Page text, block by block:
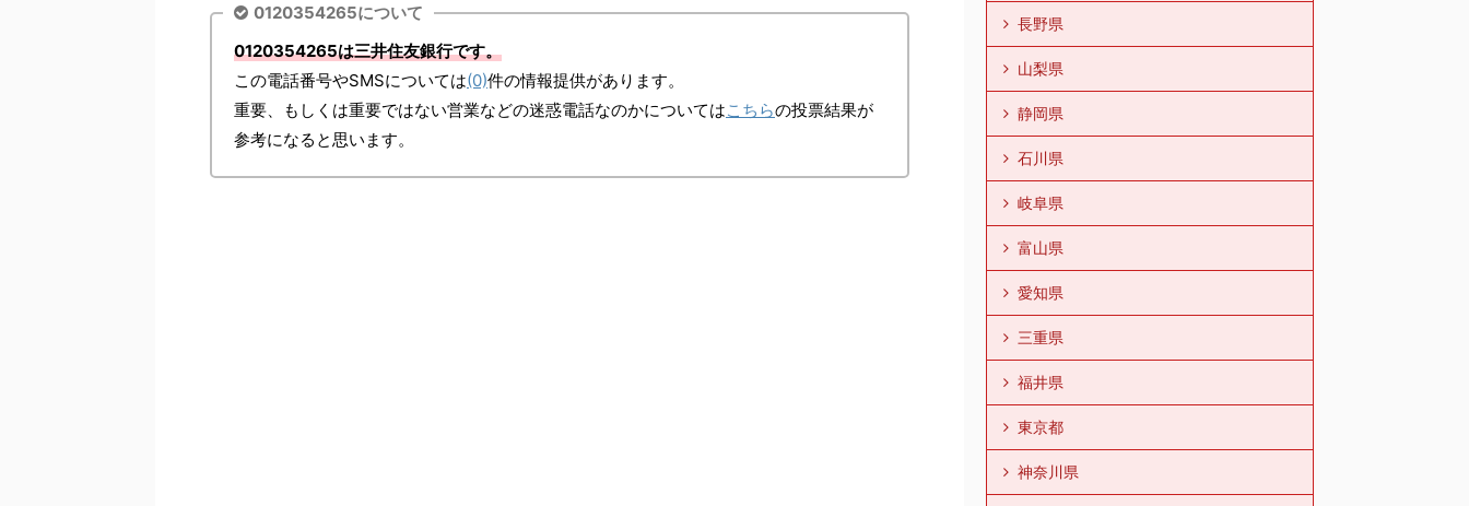
0120354265について
0120354265は三井住友銀行です。
この電話番号やSMSについては(0)件の情報提供があります。
重要、もしくは重要ではない営業などの迷惑電話なのかについてはこちらの投票結果が
参考になると思います。
長野県
山梨県
静岡県
石川県
岐阜県
富山県
愛知県
三重県
福井県
東京都
神奈川県